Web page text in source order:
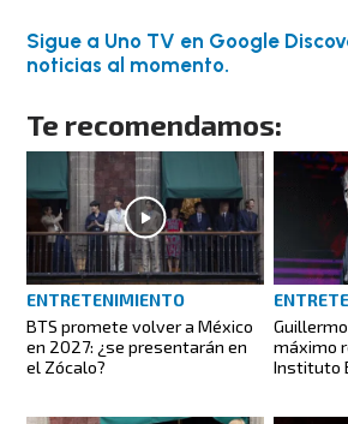
Sigue a Uno TV en Google
noticias al momento.
Te recomendamos:
ENTRETENIMIENTO
BTS promete volver a México
en 2027: ¿se presentarán en
el Zócalo?
máximo
Instituto